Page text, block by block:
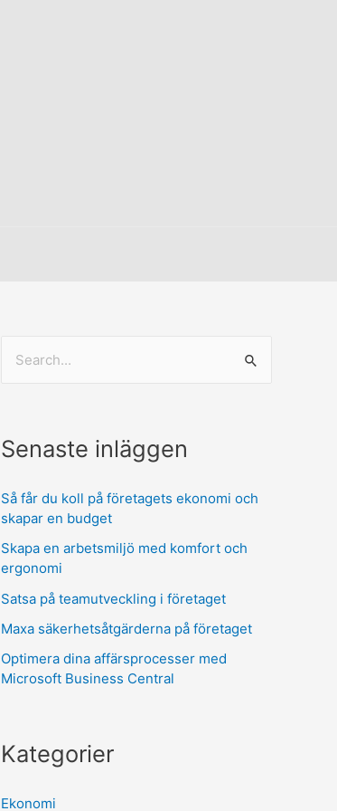
Senaste inläggen
Så får du koll på företagets ekonomi och
skapar en budget
Skapa en arbetsmiljö med komfort och
ergonomi
Satsa på teamutveckling i företaget
Maxa säkerhetsåtgärderna på företaget
Optimera dina affärsprocesser med
Microsoft Business Central
Kategorier
Ekonomi